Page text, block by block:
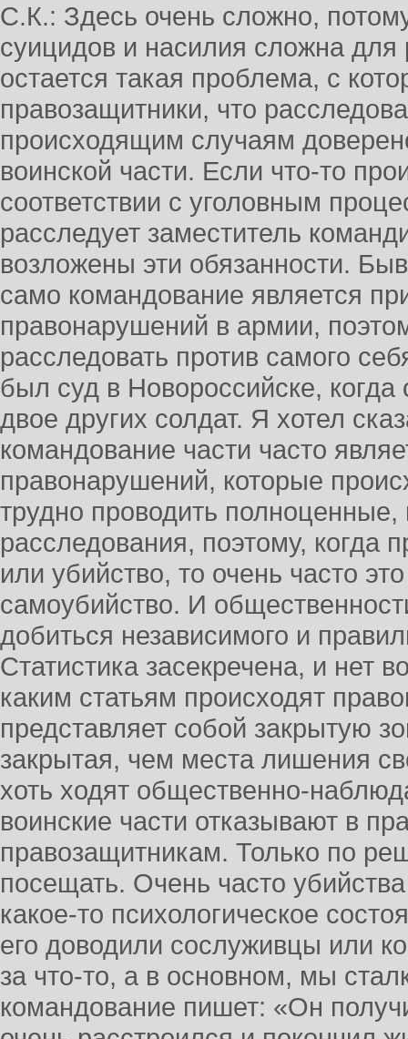
С.К.: Здесь очень сложно,
суицидов и насилия сложна
остается такая проблема, с
правозащитники, что
происходящим случаям
воинской части. Если что-то
соответствии с уголовным
расследует заместитель
возложены эти обязанности.
само командование является
правонарушений в армии,
расследовать против самого
был суд в Новороссийске, когда
двое других солдат. Я хотел
командование части часто
правонарушений, которые
трудно проводить
расследования, поэтому, когда
или убийство, то очень часто
самоубийство. И
добиться независимого и
Статистика засекречена, и нет
каким статьям происходят
представляет собой закрытую
закрытая, чем места лишения
хоть ходят общественно-
воинские части отказывают в
правозащитникам. Только по
посещать. Очень часто
какое-то психологическое
его доводили сослуживцы или
за что-то, а в основном, мы
командование пишет: «Он